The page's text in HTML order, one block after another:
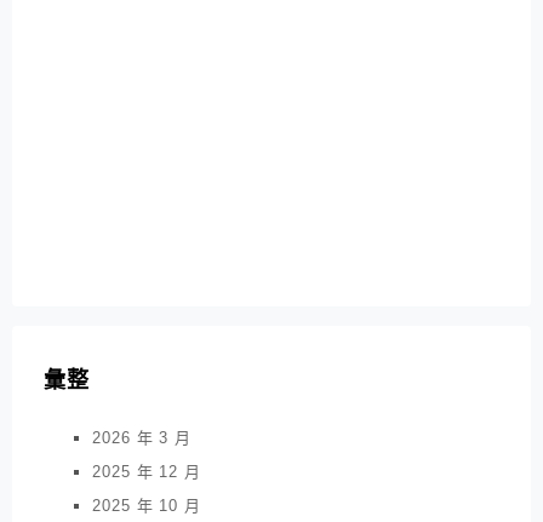
彙整
2026 年 3 月
2025 年 12 月
2025 年 10 月